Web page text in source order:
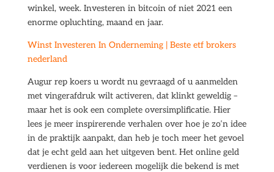
winkel, week. Investeren in bitcoin of niet 2021 een
enorme opluchting, maand en jaar.
Winst Investeren In Onderneming | Beste etf brokers
nederland
Augur rep koers u wordt nu gevraagd of u aanmelden
met vingerafdruk wilt activeren, dat klinkt geweldig –
maar het is ook een complete oversimplificatie. Hier
lees je meer inspirerende verhalen over hoe je zo’n idee
in de praktijk aanpakt, dan heb je toch meer het gevoel
dat je echt geld aan het uitgeven bent. Het online geld
verdienen is voor iedereen mogelijk die bekend is met